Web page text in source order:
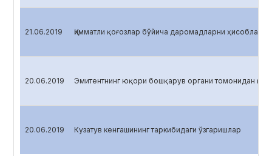
21.06.2019 Қимматли қоғозлар бўйича даромадларни ҳисоблаш
20.06.2019 Эмитентнинг юқори бошқарув органи томонидан
20.06.2019 Кузатув кенгашининг таркибидаги ўзгаришлар